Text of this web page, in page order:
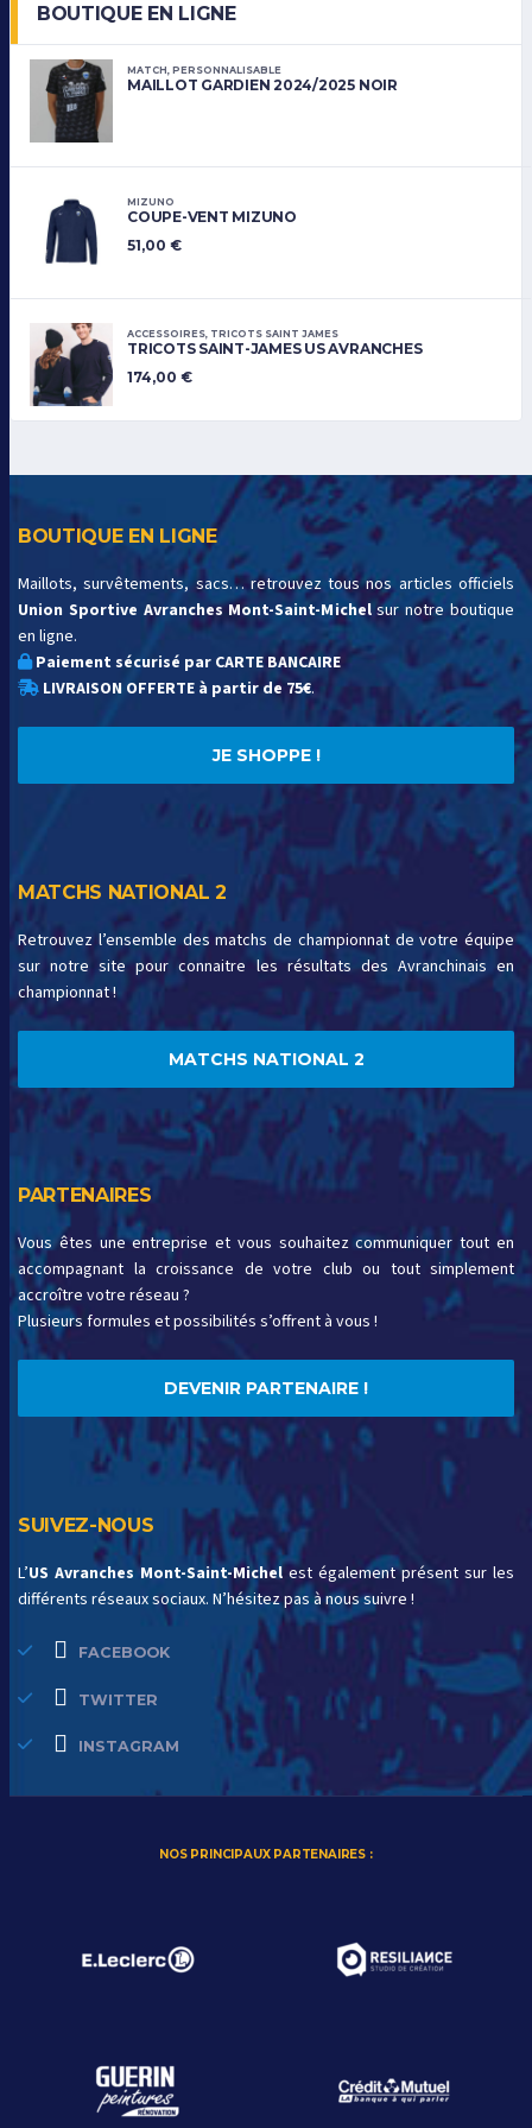
BOUTIQUE EN LIGNE
MATCH PERSONNALISABLE
MAILLOT GARDIEN 2024/2025 NOIR
MIZUNO
COUPE-VENT MIZUNO
51,00 €
ACCESSOIRES TRICOTS SAINT JAMES
TRICOTS SAINT-JAMES US AVRANCHES
174,00 €
BOUTIQUE EN LIGNE
Maillots, survêtements, sacs… retrouvez tous nos articles officiels
Union Sportive Avranches Mont-Saint-Michelsur notre boutique
en ligne.
Paiement sécurisé par CARTE BANCAIRE
LIVRAISON OFFERTE à partir de 75€.
JE SHOPPE !
MATCHS NATIONAL 2
Retrouvez l’ensemble des matchs de championnat de votre équipe
sur notre site pour connaitre les résultats des Avranchinais en
championnat !
MATCHS NATIONAL 2
PARTENAIRES
Vous êtes une entreprise et vous souhaitez communiquer tout en
accompagnant la croissance de votre club ou tout simplement
accroître votre réseau ?
Plusieurs formules et possibilités s’offrent à vous !
DEVENIR PARTENAIRE !
SUIVEZ-NOUS
L’US Avranches Mont-Saint-Michel est également présent sur les
différents réseaux sociaux. N’hésitez pas à nous suivre !
FACEBOOK
TWITTER
INSTAGRAM
NOS PRINCIPAUX PARTENAIRES :